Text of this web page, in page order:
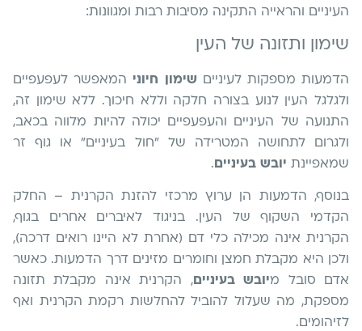
העיניים והראייה התקינה מסיבות רבות ומגוונות:
שימון ותזונה של העין
הדמעות מספקות לעיניים שימון חיוני המאפשר לעפעפיים
ולגלגל העין לנוע בצורה חלקה וללא חיכוך. ללא שימון זה,
התנועה של העיניים והעפעפיים יכולה להיות מלווה בכאב,
ולגרום לתחושה המטרידה של "חול בעיניים" או גוף זר
שמאפיינת יובש בעיניים .
בנוסף, הדמעות הן ערוץ מרכזי להזנת הקרנית – החלק
הקדמי השקוף של העין. בניגוד לאיברים אחרים בגוף,
הקרנית אינה מכילה כלי דם (אחרת לא היינו רואים דרכה),
ולכן היא מקבלת חמצן וחומרים מזינים דרך הדמעות. כאשר
אדם סובל מיובש בעיניים, הקרנית אינה מקבלת תזונה
מספקת, מה שעלול להוביל להחלשות רקמת הקרנית ואף
לזיהומים.